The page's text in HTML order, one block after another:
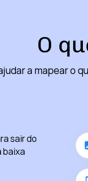
O
a mapear o
sair do
baixa